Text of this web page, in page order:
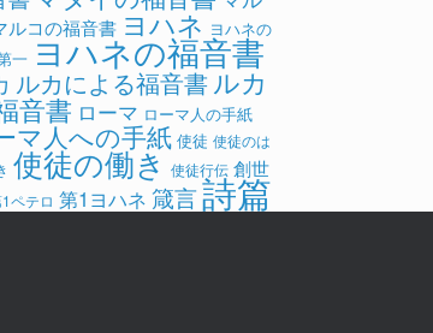
ルコの福音書 ヨハネ ヨハネの
一 ヨハネの福音書
ルカによる福音書ルカ
音書 ローマ ローマ人の手紙
マ人への手紙 使徒 使徒のは
使徒の働き 使徒行伝 創世
ペテロ 第1ヨハネ 箴言詩篇